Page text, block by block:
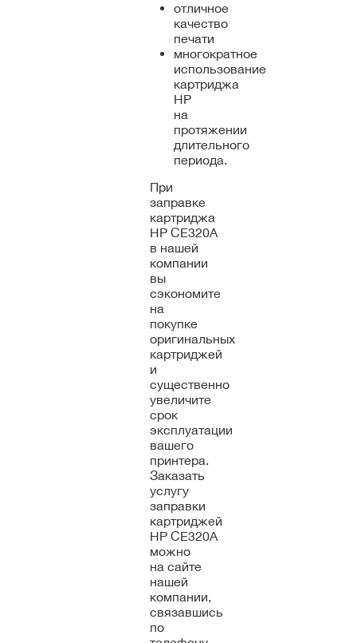
отличное
качество
печати
многократное
использование
картриджа
HP
на
протяжении
длительного
периода.
При
заправке
картриджа
HP CE320A
в нашей
компании
вы
сэкономите
на
покупке
оригинальных
картриджей
и
существенно
увеличите
срок
эксплуатации
вашего
принтера.
Заказать
услугу
заправки
картриджей
HP CE320A
можно
на сайте
нашей
компании,
связавшись
по